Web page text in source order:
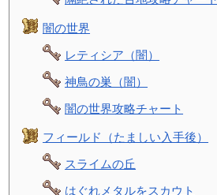
闇の世界
レティシア（闇）
神鳥の巣（闇）
闇の世界攻略チャート
フィールド（たましい入手後）
スライムの丘
はぐれメタルをスカウト